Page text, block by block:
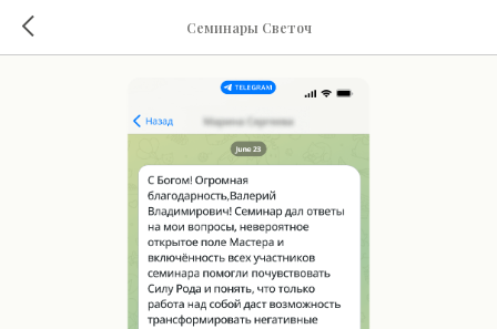
Семинары Светоч